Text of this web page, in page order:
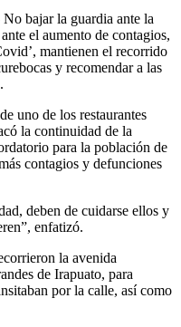
bajar la guardia ante la
el aumento de contagios,
mantienen el recorrido
y recomendar a las
uno de los restaurantes
la continuidad de la
para la población de
contagios y defunciones
deben de cuidarse ellos y
enfatizó.
la avenida
de Irapuato, para
por la calle, así como